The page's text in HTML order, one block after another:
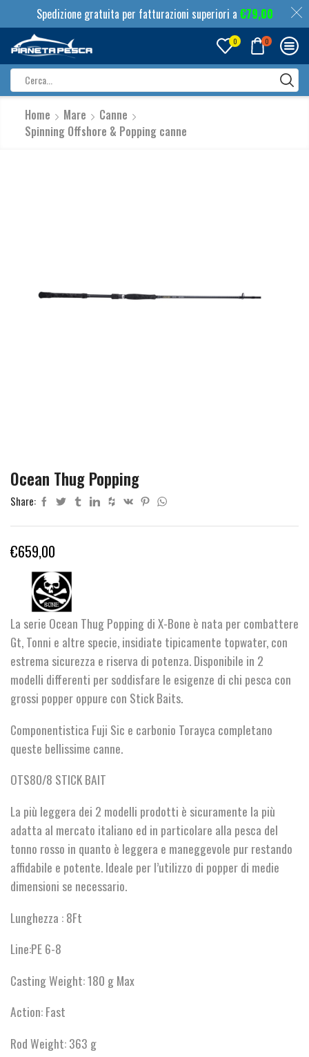
Spedizione gratuita per fatturazioni superiori a €79,00
0 0
input
Home Mare
Canne
Spinning Offshore & Popping canne
Ocean Thug Popping
Share:
€659,00
La serie Ocean Thug Popping di X-Bone è nata per combattere
Gt, Tonni e altre specie, insidiate tipicamente topwater, con
estrema sicurezza e riserva di potenza. Disponibile in 2
modelli differenti per soddisfare le esigenze di chi pesca con
grossi popper oppure con Stick Baits.
Componentistica Fuji Sic e carbonio Torayca completano
queste bellissime canne.
OTS80/8 STICK BAIT
La più leggera dei 2 modelli prodotti è sicuramente la più
adatta al mercato italiano ed in particolare alla pesca del
tonno rosso in quanto è leggera e maneggevole pur restando
affidabile e potente. Ideale per l’utilizzo di popper di medie
dimensioni se necessario.
Lunghezza : 8Ft
Line:PE 6-8
Casting Weight: 180 g Max
Action: Fast
Rod Weight: 363 g